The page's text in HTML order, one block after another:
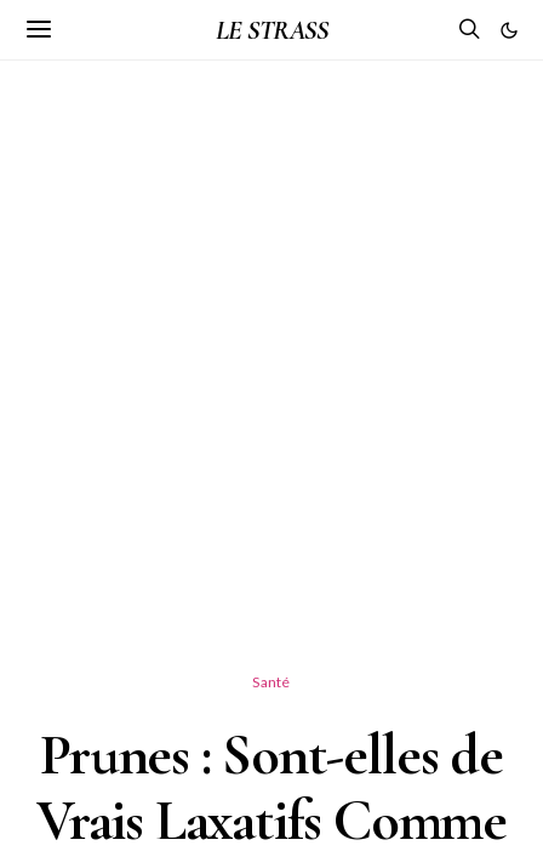
LE STRASS
Santé
Prunes : Sont-elles de
Vrais Laxatifs Comme